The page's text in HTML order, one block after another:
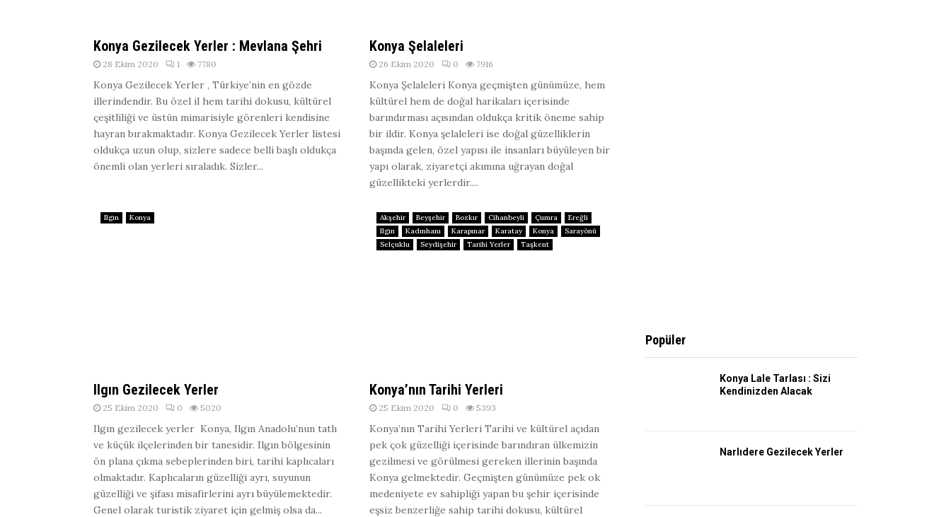
Konya Gezilecek Yerler : Mevlana Şehri
28 Ekim 2020 1 7780
Konya Gezilecek Yerler , Türkiye’nin en gözde
illerindendir. Bu özel il hem tarihi dokusu, kültürel
çeşitliliği ve üstün mimarisiyle görenleri kendisine
hayran bırakmaktadır. Konya Gezilecek Yerler listesi
oldukça uzun olup, sizlere sadece belli başlı oldukça
önemli olan yerleri sıraladık. Sizler...
Konya Şelaleleri
26 Ekim 2020 0 7916
Konya Şelaleleri Konya geçmişten günümüze, hem
kültürel hem de doğal harikaları içerisinde
barındırması açısından oldukça kritik öneme sahip
bir ildir. Konya şelaleleri ise doğal güzelliklerin
başında gelen, özel yapısı ile insanları büyüleyen bir
yapı olarak, ziyaretçi akımına uğrayan doğal
güzellikteki yerlerdir....
Ilgın Konya
Ilgın Gezilecek Yerler
25 Ekim 2020 0 5020
Ilgın gezilecek yerler Konya, Ilgın Anadolu’nun tatlı
ve küçük ilçelerinden bir tanesidir. Ilgın bölgesinin
ön plana çıkma sebeplerinden biri, tarihi kaplıcaları
olmaktadır. Kaplıcaların güzelliği ayrı, suyunun
güzelliği ve şifası misafirlerini ayrı büyülemektedir.
Genel olarak turistik ziyaret için gelmiş olsa da...
Akşehir Beyşehir Bozkır Cihanbeyli Çumra
Ereğli
Ilgın
Kadınhanı Karapınar Karatay Konya
Sarayönü
Selçuklu
Seydişehir Tarihi Yerler Taşkent
Konya’nın Tarihi Yerleri
25 Ekim 2020 0 5393
Konya’nın Tarihi Yerleri Tarihi ve kültürel açıdan
pek çok güzelliği içerisinde barındıran ülkemizin
gezilmesi ve görülmesi gereken illerinin başında
Konya gelmektedir. Geçmişten günümüze pek ok
medeniyete ev sahipliği yapan bu şehir içerisinde
eşsiz benzerliğe sahip tarihi dokusu, kültürel
Popüler
Konya Lale Tarlası : Sizi
Kendinizden Alacak
Narlıdere Gezilecek Yerler